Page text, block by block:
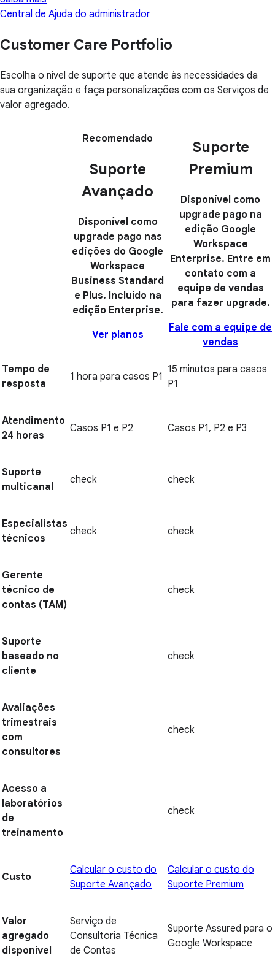
Central de Ajuda do administrador
Customer Care Portfolio
Escolha o nível de suporte que atende às necessidades da
sua organização e faça personalizações com os Serviços de
valor agregado.
Recomendado
Suporte
Avançado
Disponível como
upgrade pago nas
edições do Google
Workspace
Business Standard
e Plus. Incluído na
edição Enterprise.
Ver planos
Suporte
Premium
Disponível como
upgrade pago na
edição Google
Workspace
Enterprise. Entre em
contato com a
equipe de vendas
para fazer upgrade.
Fale com a equipe de
vendas
Tempo de
resposta
1 hora para casos P1
15 minutos para casos
P1
Atendimento
24 horas
Casos P1 e P2 Casos P1, P2 e P3
Suporte
multicanal
check check
Especialistas
técnicos
check check
Gerente
técnico de
contas (TAM)
check
Suporte
baseado no
cliente
check
Avaliações
trimestrais
com
consultores
check
Acesso a
laboratórios
de
treinamento
check
Custo
Calcular o custo do
Suporte Avançado
Calcular o custo do
Suporte Premium
Valor
agregado
disponível
Serviço de
Consultoria Técnica
de Contas
Suporte Assured para o
Google Workspace